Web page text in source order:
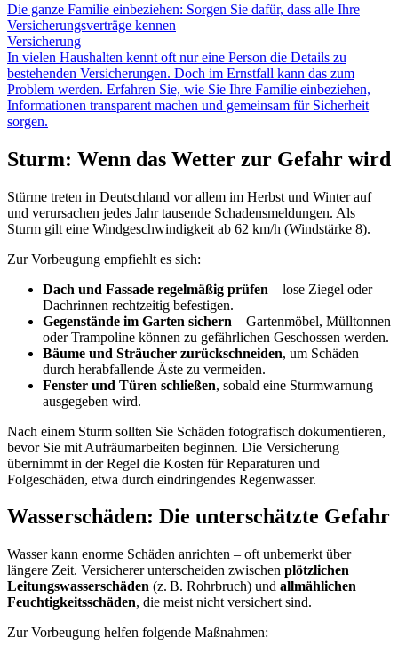
Die ganze Familie einbeziehen: Sorgen Sie dafür, dass alle Ihre
Versicherungsverträge kennen
Versicherung
In vielen Haushalten kennt oft nur eine Person die Details zu
bestehenden Versicherungen. Doch im Ernstfall kann das zum
Problem werden. Erfahren Sie, wie Sie Ihre Familie einbeziehen,
Informationen transparent machen und gemeinsam für Sicherheit
sorgen.
Sturm: Wenn das Wetter zur Gefahr wird
Stürme treten in Deutschland vor allem im Herbst und Winter auf
und verursachen jedes Jahr tausende Schadensmeldungen. Als
Sturm gilt eine Windgeschwindigkeit ab 62 km/h (Windstärke 8).
Zur Vorbeugung empfiehlt es sich:
Dach und Fassade regelmäßig prüfen – lose Ziegel oder
Dachrinnen rechtzeitig befestigen.
Gegenstände im Garten sichern – Gartenmöbel, Mülltonnen
oder Trampoline können zu gefährlichen Geschossen werden.
Bäume und Sträucher zurückschneiden, um Schäden
durch herabfallende Äste zu vermeiden.
Fenster und Türen schließen, sobald eine Sturmwarnung
ausgegeben wird.
Nach einem Sturm sollten Sie Schäden fotografisch dokumentieren,
bevor Sie mit Aufräumarbeiten beginnen. Die Versicherung
übernimmt in der Regel die Kosten für Reparaturen und
Folgeschäden, etwa durch eindringendes Regenwasser.
Wasserschäden: Die unterschätzte Gefahr
Wasser kann enorme Schäden anrichten – oft unbemerkt über
längere Zeit. Versicherer unterscheiden zwischen plötzlichen
Leitungswasserschäden (z. B. Rohrbruch) und allmählichen
Feuchtigkeitsschäden, die meist nicht versichert sind.
Zur Vorbeugung helfen folgende Maßnahmen: